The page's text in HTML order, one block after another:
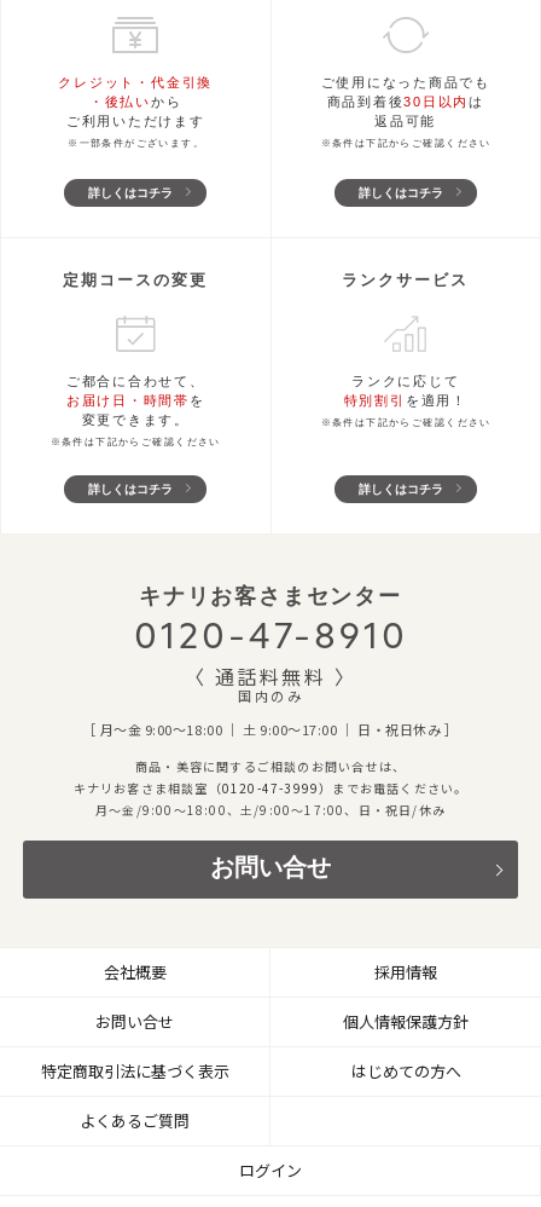
クレジット・代金引換
・後払いから
ご利用いただけます
※一部条件がございます。
詳しくはコチラ
ご使用になった商品でも
商品到着後30日以内は
返品可能
※条件は下記からご確認ください
詳しくはコチラ
定期コースの変更
ご都合に合わせて、
お届け日・時間帯 を
変更できます。
※条件は下記からご確認ください
詳しくはコチラ
ランクサービス
ランクに応じて
特別割引 を適用！
※条件は下記からご確認ください
詳しくはコチラ
キナリお客さまセンター
0120-47-8910
〈 通話料無料 〉
国内のみ
［ 月～金 9:00～18:00 ｜ 土 9:00～17:00 ｜ 日・祝日休み ］
商品・美容に関するご相談のお問い合せは、
キナリお客さま相談室 （0120-47-3999）
までお電話ください。
月～金/9:00～18:00、土/9:00～17:00、日・祝日/休み
お問い合せ
会社概要 採用情報
お問い合せ 個人情報保護方針
特定商取引法に基づく表示 はじめての方へ
よくあるご質問
ログイン